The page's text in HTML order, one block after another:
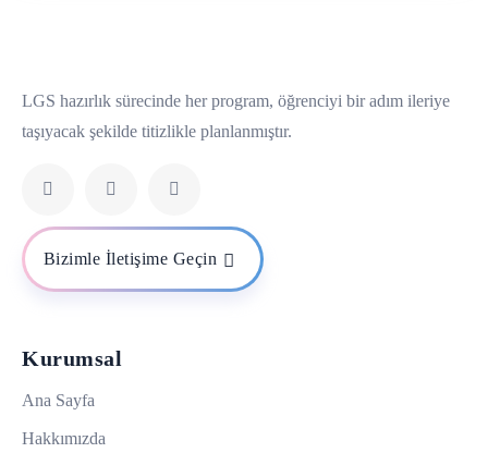
LGS hazırlık sürecinde her program, öğrenciyi bir adım ileriye
taşıyacak şekilde titizlikle planlanmıştır.
Bizimle İletişime Geçin
Kurumsal
Ana Sayfa
Hakkımızda